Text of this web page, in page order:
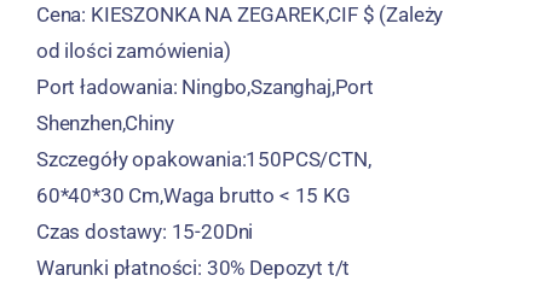
Cena: KIESZONKA NA ZEGAREK,CIF $ (Zależy
od ilości zamówienia)
Port ładowania: Ningbo,Szanghaj,Port
Shenzhen,Chiny
Szczegóły opakowania:150PCS/CTN,
60*40*30 Cm,Waga brutto < 15 KG
Czas dostawy: 15-20Dni
Warunki płatności: 30% Depozyt t/t